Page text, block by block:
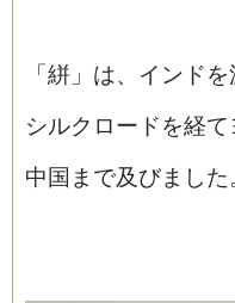
「絣」は、インドを
シルクロードを経
中国まで及びました